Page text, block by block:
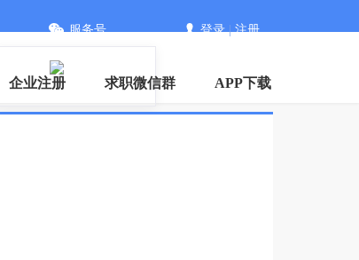
服务号 登录|注册
企业注册 求职微信群 APP下载